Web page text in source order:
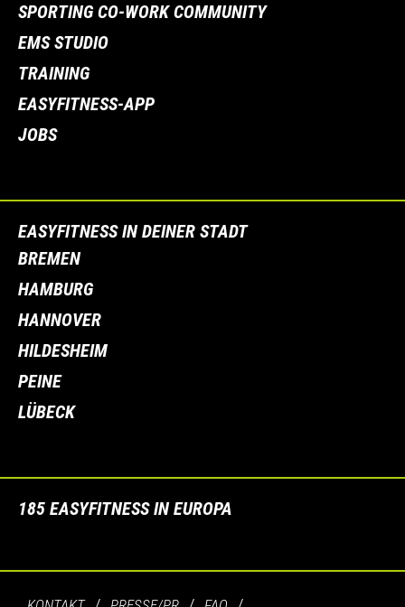
SPORTING CO-WORK COMMUNITY
EMS STUDIO
TRAINING
EASYFITNESS-APP
JOBS
EASYFITNESS IN DEINER STADT
BREMEN
HAMBURG
HANNOVER
HILDESHEIM
PEINE
LÜBECK
185 EASYFITNESS IN EUROPA